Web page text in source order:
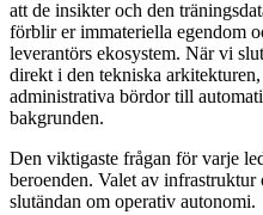
att de insikter och den
förblir er immateriella egendom
leverantörs ekosystem. När vi
direkt i den tekniska
administrativa bördor till
bakgrunden.
Den viktigaste frågan för varje
beroenden. Valet av infrastruktur
slutändan om operativ autonomi.